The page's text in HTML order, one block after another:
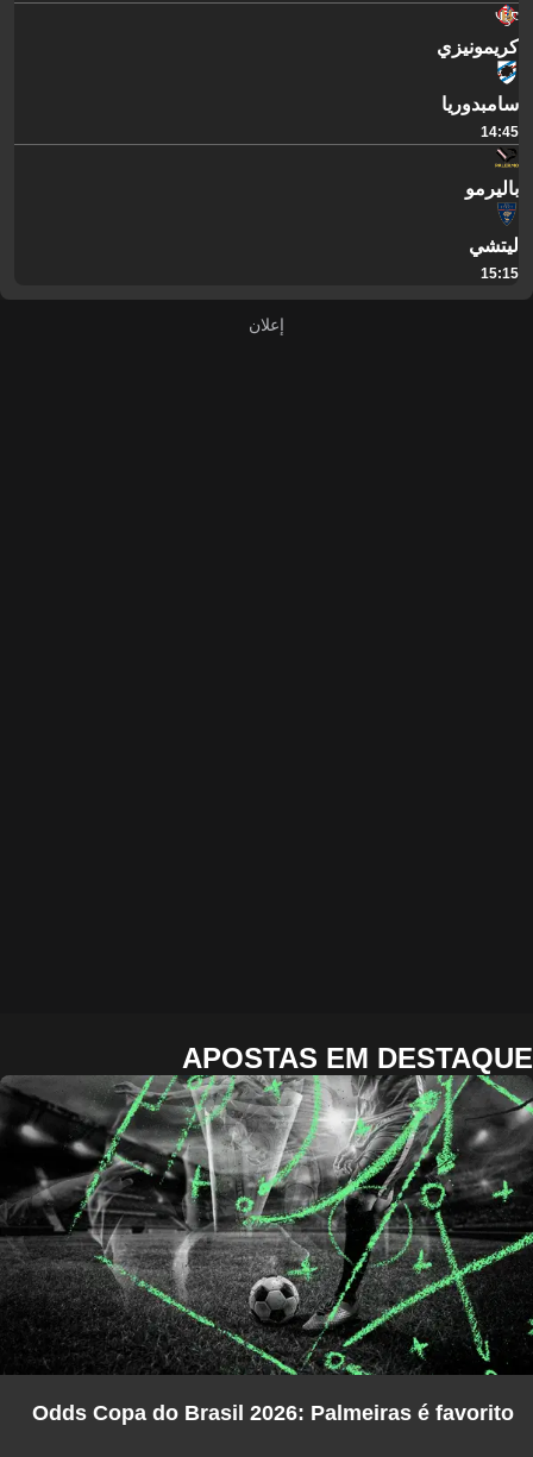
كريمونيزي
سامبدوريا
14:45
باليرمو
ليتشي
15:15
APOSTAS EM DESTAQUE
Odds Copa do Brasil 2026: Palmeiras é favorito